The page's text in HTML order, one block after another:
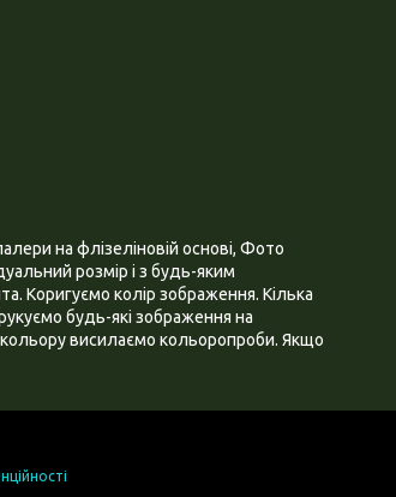
на флізеліновій основі, Фото
розмір і з будь-яким
Коригуємо колір зображення. Кілька
будь-які зображення на
кольору висилаємо кольоропроби. Якщо